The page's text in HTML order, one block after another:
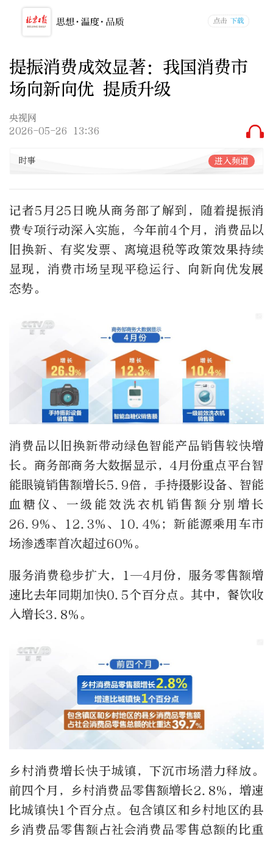
提振消费成效显著：我国消费市
场向新向优 提质升级
央视网
2026-05-26 13:36
时事 进入频道
记者5月25日晚从商务部了解到，随着提振消
费专项行动深入实施，今年前4个月，消费品以
旧换新、有奖发票、离境退税等政策效果持续
显现，消费市场呈现平稳运行、向新向优发展
态势。
消费品以旧换新带动绿色智能产品销售较快增
长。商务部商务大数据显示，4月份重点平台智
能眼镜销售额增长5.9倍，手持摄影设备、智能
血糖仪、一级能效洗衣机销售额分别增长
26.9%、12.3%、10.4%；新能源乘用车市
场渗透率首次超过60%。
服务消费稳步扩大，1—4月份，服务零售额增
速比去年同期加快0.5个百分点。其中，餐饮收
入增长3.8%。
乡村消费增长快于城镇，下沉市场潜力释放。
前四个月，乡村消费品零售额增长2.8%，增速
比城镇快1个百分点。包含镇区和乡村地区的县
乡消费品零售额占社会消费品零售总额的比重